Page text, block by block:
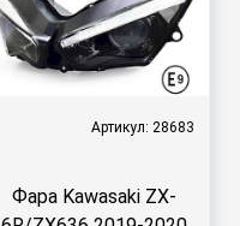
Артикул: 28683
Фара Kawasaki ZX-